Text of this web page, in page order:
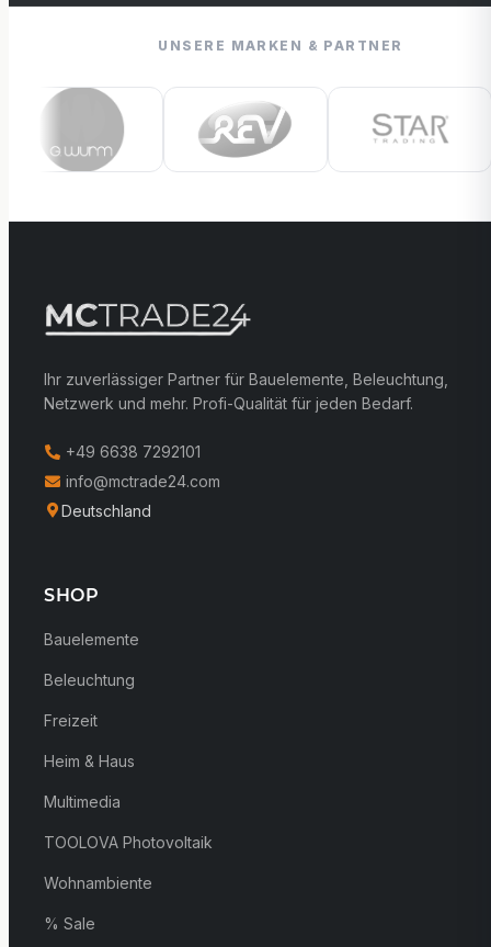
UNSERE MARKEN & PARTNER
Ihr zuverlässiger Partner für Bauelemente, Beleuchtung,
Netzwerk und mehr. Profi-Qualität für jeden Bedarf.
+49 6638 7292101
info@mctrade24.com
Deutschland
SHOP
Bauelemente
Beleuchtung
Freizeit
Heim & Haus
Multimedia
TOOLOVA Photovoltaik
Wohnambiente
% Sale